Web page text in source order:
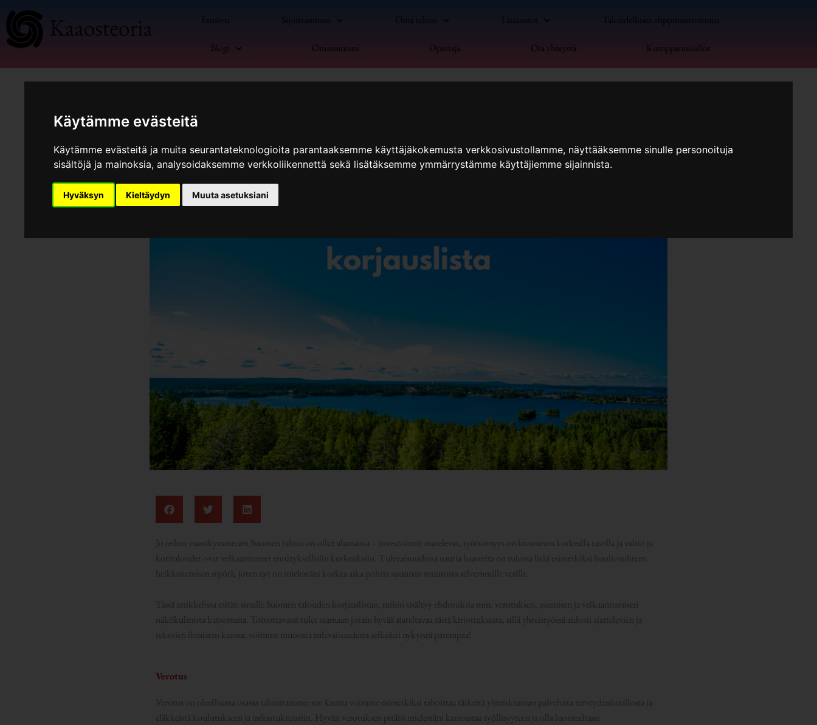
Käytämme evästeitä
Käytämme evästeitä ja muita seurantateknologioita parantaaksemme käyttäjäkokemusta verkkosivustollamme, näyttääksemme sinulle personoituja
sisältöjä ja mainoksia, analysoidaksemme verkkoliikennettä sekä lisätäksemme ymmärrystämme käyttäjiemme sijainnista.
Hyväksyn Kieltäydyn Muuta asetuksiani
sisältöön
Etusivu Sijoittaminen Oma talous Lisäansiot Taloudellinen riippumattomuus
Blogi Omaisuuteni Opastaja Ota yhteyttä Kumppanisisällöt
Kommentoi/Blogi,Sekalaista settiä
Jo reilun vuosikymmenen Suomen talous on ollut alamaissa – investoinnit matelevat, työttömyys on kroonisen korkealla tasolla ja valtio ja
kotitaloudet ovat velkaantuneet ennätyksellisiin korkeuksiin. Tulevaisuudessa suuria haasteita on tulossa lisää esimerkiksi huoltosuhteen
heikkenemisen myötä, joten nyt on mielestäni korkea aika pohtia suunnan muutosta selvemmille vesille.
Tässä artikkelissa esitän sinulle Suomen talouden korjauslistan, mihin sisältyy ehdotuksia mm. verotuksen, asumisen ja velkaantumisen
näkökulmista katsottuna. Toivottavasti tulet saamaan jotain hyvää ajateltavaa tästä kirjoituksesta, sillä yhteistyössä aidosti ajattelevien ja
tekevien ihmisten kanssa, voimme muovata tulevaisuudesta selkeästi nykyistä parempaa!
Verotus
Verotus on oleellisessa osassa talouttamme: sen kautta voimme esimerkiksi rahoittaa tärkeitä yhteiskunnan palveluita terveydenhuollosta ja
eläkkeistä koulutukseen ja infrastuktuuriin. Hyvän verotuksen pitäisi mielestäni kannustaa työllisyyteen ja olla luonteeltaan